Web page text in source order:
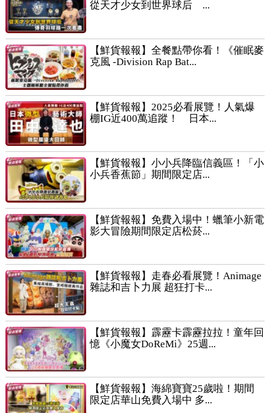
從天才少女到世界球后 ...
【鮮貨報報】全餐點帶你看！《催眠麥
克風 -Division Rap Bat...
【鮮貨報報】2025必看展覽！人氣爆
棚IG近400萬追蹤！ 日本...
【鮮貨報報】小小兵降臨信義區！「小
小兵香蕉節」期間限定店...
【鮮貨報報】免費入場中！蠟筆小新電
影大冒險期間限定店松菸...
【鮮貨報報】走春必看展覽！Animage
雜誌和吉卜力展 超狂打卡...
【鮮貨報報】霹靂卡霹靂拉拉！童年回
憶《小魔女DoReMi》25週...
【鮮貨報報】海綿寶寶25歲啦！期間
限定店華山免費入場中 多...